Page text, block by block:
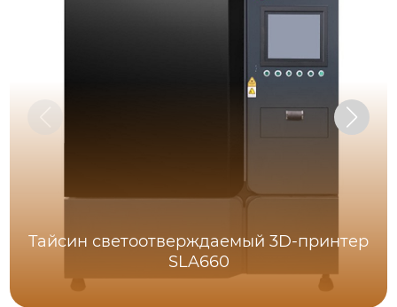
Тайсин светоотверждаемый 3D-принтер
SLA660